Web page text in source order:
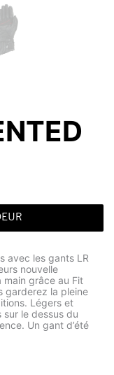
avec les gants LR
nouvelle
main grâce au Fit
garderez la pleine
Légers et
le dessus du
Un gant d’été